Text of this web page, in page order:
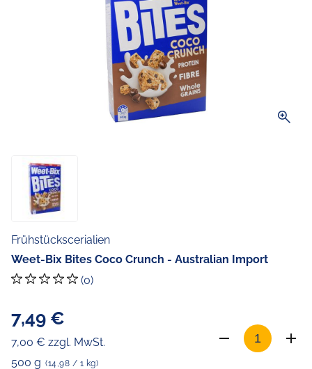
zoom_in
Frühstückscerialien
Weet-Bix Bites Coco Crunch - Australian Import
(0)
7,49 €
7,00 € zzgl. MwSt.
500 g (14,98 / 1 kg)